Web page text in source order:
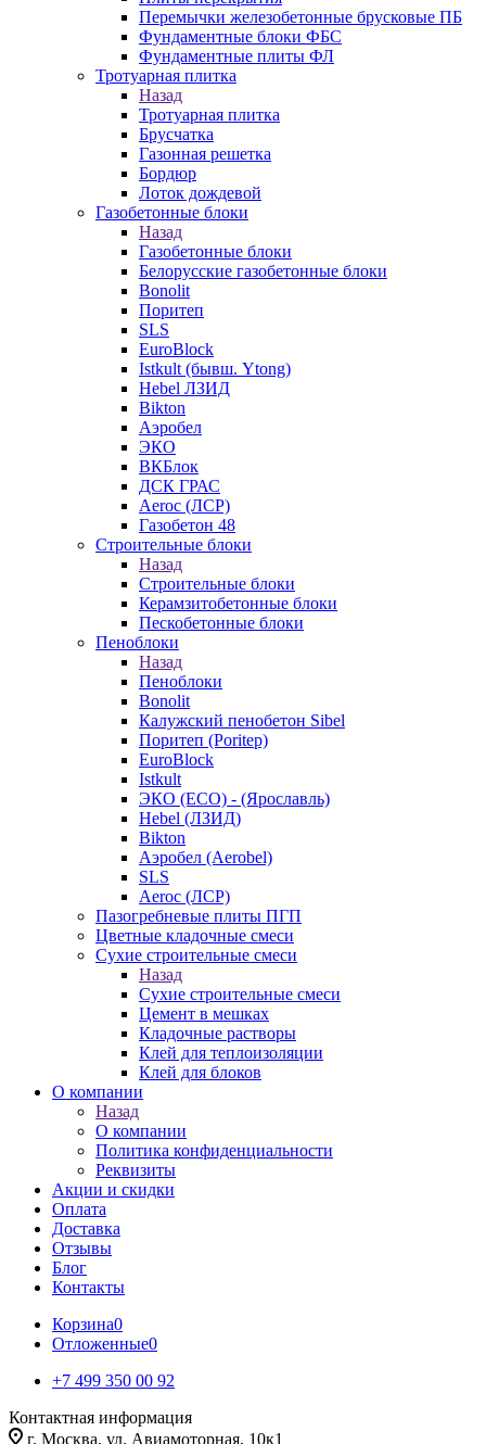
Перемычки железобетонные брусковые ПБ
Фундаментные блоки ФБС
Фундаментные плиты ФЛ
Тротуарная плитка
Назад
Тротуарная плитка
Брусчатка
Газонная решетка
Бордюр
Лоток дождевой
Газобетонные блоки
Назад
Газобетонные блоки
Белорусские газобетонные блоки
Bonolit
Поритеп
SLS
EuroBlock
Istkult (бывш. Ytong)
Hebel ЛЗИД
Bikton
Аэробел
ЭКО
ВКБлок
ДСК ГРАС
Aeroc (ЛСР)
Газобетон 48
Строительные блоки
Назад
Строительные блоки
Керамзитобетонные блоки
Пескобетонные блоки
Пеноблоки
Назад
Пеноблоки
Bonolit
Калужский пенобетон Sibel
Поритеп (Poritep)
EuroBlock
Istkult
ЭКО (ECO) - (Ярославль)
Hebel (ЛЗИД)
Bikton
Аэробел (Aerobel)
SLS
Aeroc (ЛСР)
Пазогребневые плиты ПГП
Цветные кладочные смеси
Сухие строительные смеси
Назад
Сухие строительные смеси
Цемент в мешках
Кладочные растворы
Клей для теплоизоляции
Клей для блоков
О компании
Назад
О компании
Политика конфиденциальности
Реквизиты
Акции и скидки
Оплата
Доставка
Отзывы
Блог
Контакты
Корзина0
Отложенные0
+7 499 350 00 92
Контактная информация
г. Москва, ул. Авиамоторная, 10к1